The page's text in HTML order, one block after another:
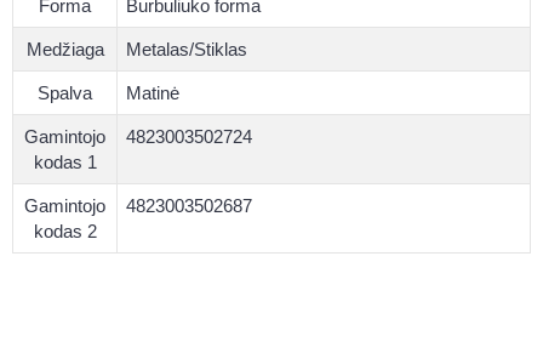
Forma Burbuliuko forma
Medžiaga Metalas/Stiklas
Spalva Matinė
Gamintojo
kodas 1
4823003502724
Gamintojo
kodas 2
4823003502687